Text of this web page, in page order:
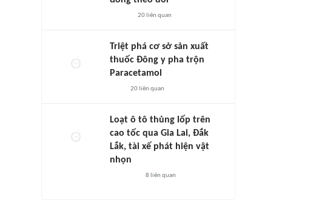
20liên quan
Triệt phá cơ sở sản xuất
thuốc Đông y pha trộn
Paracetamol
20liên quan
Loạt ô tô thủng lốp trên
cao tốc qua Gia Lai, Đắk
Lắk, tài xế phát hiện vật
nhọn
8 liên quan